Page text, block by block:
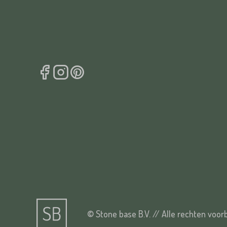
© Stone base B.V. // Alle rechten